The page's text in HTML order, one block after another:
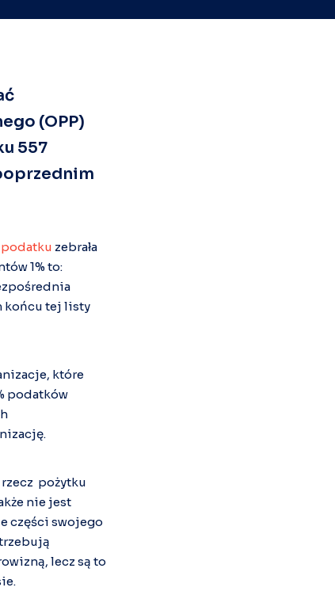
(OPP)
557
podatku zebrała
1% to:
końcu tej listy
które
podatków
rzecz pożytku
nie jest
części swojego
lecz są to